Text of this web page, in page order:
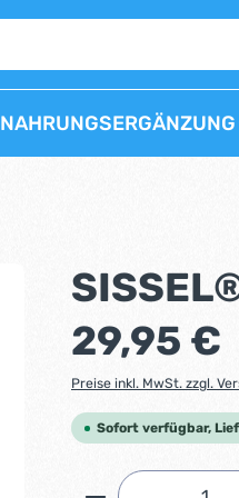
NAHRUNGSERGÄNZUNG
Regulärer Preis:
29,95 €
Preise inkl. MwSt. zzgl.
Sofort verfügbar,
Produkt